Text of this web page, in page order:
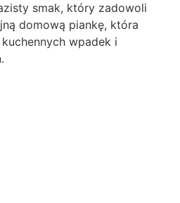
smak, który zadowoli
domową piankę, która
wpadek i